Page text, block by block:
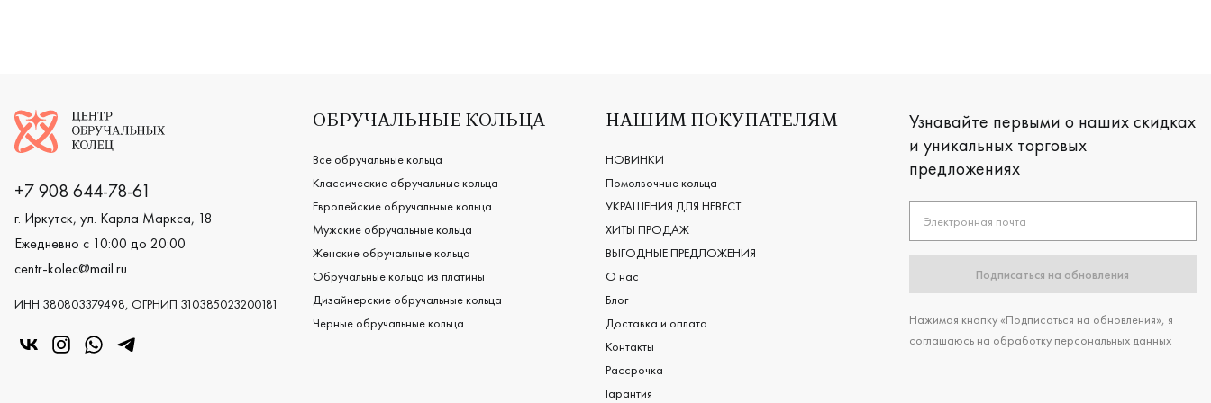
Логотип компании
+7 908 644-78-61
г. Иркутск, ул. Карла Маркса, 18
Ежедневно с 10:00 до 20:00
centr-kolec@mail.ru
ИНН 380803379498, ОГРНИП 310385023200181
«Центр колец» в VK
«Центр колец» в Instagram
«Центр колец» в Whatsapp
«Центр колец» в Telegram
ОБРУЧАЛЬНЫЕ КОЛЬЦА
Все обручальные кольца
Классические обручальные кольца
Европейские обручальные кольца
Мужские обручальные кольца
Женские обручальные кольца
Обручальные кольца из платины
Дизайнерские обручальные кольца
Черные обручальные кольца
НАШИМ ПОКУПАТЕЛЯМ
НОВИНКИ
Помолвочные кольца
УКРАШЕНИЯ ДЛЯ НЕВЕСТ
ХИТЫ ПРОДАЖ
ВЫГОДНЫЕ ПРЕДЛОЖЕНИЯ
О нас
Блог
Доставка и оплата
Контакты
Рассрочка
Гарантия
Узнавайте первыми о наших скидках
и уникальных торговых
предложениях
Электронная почта
Подписаться на обновления
Нажимая кнопку «Подписаться на обновления», я
соглашаюсь на обработку персональных данных